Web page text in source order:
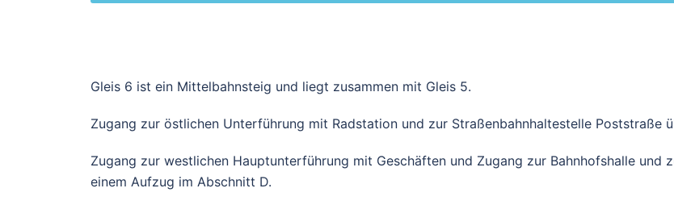
Gleis 6 ist ein Mittelbahnsteig und liegt zusammen mit Gleis 5.
Zugang zur östlichen Unterführung mit Radstation und zur Straßenbahnhaltestelle Poststraße
Zugang zur westlichen Hauptunterführung mit Geschäften und Zugang zur Bahnhofshalle und
einem Aufzug im Abschnitt D.